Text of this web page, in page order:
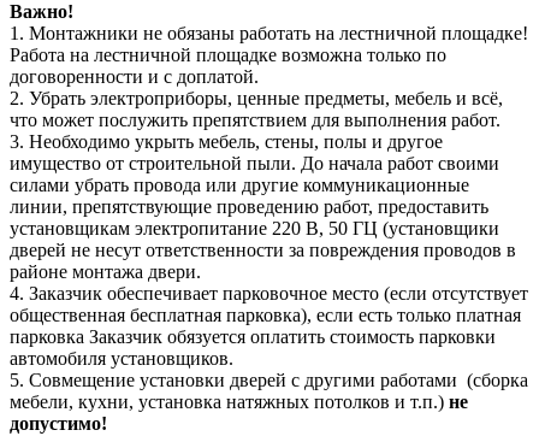
Важно!
1. Монтажники не обязаны работать на лестничной площадке!
Работа на лестничной площадке возможна только по
договоренности и с доплатой.
2. Убрать электроприборы, ценные предметы, мебель и всё,
что может послужить препятствием для выполнения работ.
3. Необходимо укрыть мебель, стены, полы и другое
имущество от строительной пыли. До начала работ своими
силами убрать провода или другие коммуникационные
линии, препятствующие проведению работ, предоставить
установщикам электропитание 220 В, 50 ГЦ (установщики
дверей не несут ответственности за повреждения проводов в
районе монтажа двери.
4. Заказчик обеспечивает парковочное место (если отсутствует
общественная бесплатная парковка), если есть только платная
парковка Заказчик обязуется оплатить стоимость парковки
автомобиля установщиков.
5. Совмещение установки дверей с другими работами (сборка
мебели, кухни, установка натяжных потолков и т.п.) не
допустимо!